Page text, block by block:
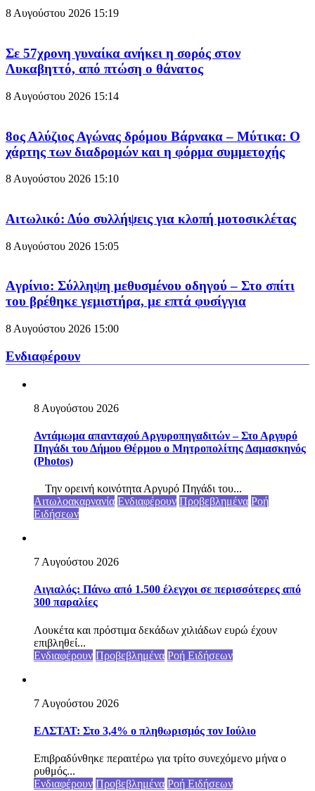
8 Αυγούστου 2026 15:19
Σε 57χρονη γυναίκα ανήκει η σορός στον
Λυκαβηττό, από πτώση ο θάνατος
8 Αυγούστου 2026 15:14
8ος Αλύζιος Αγώνας δρόμου Βάρνακα – Μύτικα: Ο
χάρτης των διαδρομών και η φόρμα συμμετοχής
8 Αυγούστου 2026 15:10
Aιτωλικό: Δύο συλλήψεις για κλοπή μοτοσικλέτας
8 Αυγούστου 2026 15:05
Aγρίνιο: Σύλληψη μεθυσμένου οδηγού – Στο σπίτι
του βρέθηκε γεμιστήρα, με επτά φυσίγγια
8 Αυγούστου 2026 15:00
Ενδιαφέρουν
8 Αυγούστου 2026
Αντάμωμα απανταχού Αργυροπηγαδιτών – Στο Αργυρό
Πηγάδι του Δήμου Θέρμου ο Μητροπολίτης Δαμασκηνός
(Photos)
Την ορεινή κοινότητα Αργυρό Πηγάδι του...
Αιτωλοακαρνανία Ενδιαφέρουν Προβεβλημένα Ροή
Ειδήσεων
7 Αυγούστου 2026
Αιγιαλός: Πάνω από 1.500 έλεγχοι σε περισσότερες από
300 παραλίες
Λουκέτα και πρόστιμα δεκάδων χιλιάδων ευρώ έχουν
επιβληθεί...
Ενδιαφέρουν Προβεβλημένα Ροή Ειδήσεων
7 Αυγούστου 2026
ΕΛΣΤΑΤ: Στο 3,4% ο πληθωρισμός τον Ιούλιο
Επιβραδύνθηκε περαιτέρω για τρίτο συνεχόμενο μήνα ο
ρυθμός...
Ενδιαφέρουν Προβεβλημένα Ροή Ειδήσεων